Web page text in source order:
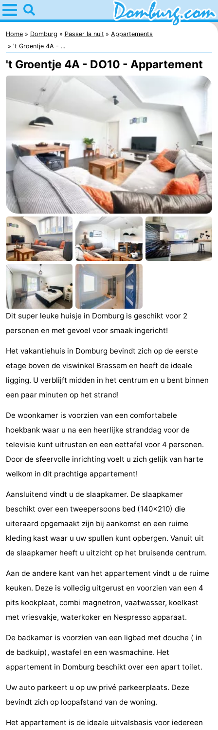
Home
Domburg
Astuces
Avec
les
enfants
Webcam
Webcam
Webcam
Plage
Passer
la
nuit
Appartements
-
Park
Loverendale
Résidence
Wijngaerde
Campings
Chambre
d'hôtes
Chaumières
-
Domburg
Hof
Domburg
-
Westhove
Hôtels
minutes
Plages
Voir
et
faire
Lieux
d'intérêt
-
Monuments
-
Moulins
Points
vue
Attractions
Terrains
de
jeux
-
Aires
de
-
Bowling
-
Home Domburg Passer la nuit
Appartements
't Groentje 4A - ...
't Groentje 4A - DO10 - Appartement
Dit super leuke huisje in Domburg is geschikt voor 2
personen en met gevoel voor smaak ingericht!
Het vakantiehuis in Domburg bevindt zich op de eerste
etage boven de viswinkel Brassem en heeft de ideale
ligging. U verblijft midden in het centrum en u bent binnen
een paar minuten op het strand!
De woonkamer is voorzien van een comfortabele
hoekbank waar u na een heerlijke stranddag voor de
televisie kunt uitrusten en een eettafel voor 4 personen.
Door de sfeervolle inrichting voelt u zich gelijk van harte
welkom in dit prachtige appartement!
Aansluitend vindt u de slaapkamer. De slaapkamer
beschikt over een tweepersoons bed (140x210) die
uiteraard opgemaakt zijn bij aankomst en een ruime
kleding kast waar u uw spullen kunt opbergen. Vanuit uit
de slaapkamer heeft u uitzicht op het bruisende centrum.
Aan de andere kant van het appartement vindt u de ruime
keuken. Deze is volledig uitgerust en voorzien van een 4
pits kookplaat, combi magnetron, vaatwasser, koelkast
met vriesvakje, waterkoker en Nespresso apparaat.
De badkamer is voorzien van een ligbad met douche ( in
de badkuip), wastafel en een wasmachine. Het
appartement in Domburg beschikt over een apart toilet.
Uw auto parkeert u op uw privé parkeerplaats. Deze
bevindt zich op loopafstand van de woning.
Het appartement is de ideale uitvalsbasis voor iedereen